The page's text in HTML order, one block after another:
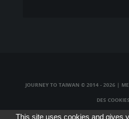
JOURNEY TO TAIWAN © 2014 - 2026 |
DES COOKIES
TAIWAN TV LIVE|TAIWAN RADIO
This site uses cookies and gives